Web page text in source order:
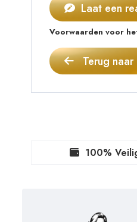
Laat een
Voorwaarden voor
Terug
100%